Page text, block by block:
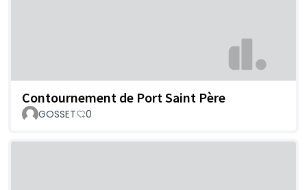
Contournement de Port Saint Père
GOSSET 0